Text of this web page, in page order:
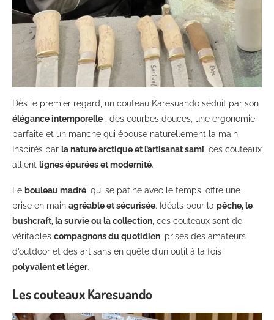
Dès le premier regard, un couteau Karesuando séduit par son
élégance intemporelle : des courbes douces, une ergonomie
parfaite et un manche qui épouse naturellement la main.
Inspirés par la nature arctique et l’artisanat sami , ces couteaux
allient lignes épurées et modernité.
Le bouleau madré , qui se patine avec le temps, offre une
prise en main agréable et sécurisée. Idéals pour la pêche, le
bushcraft, la survie ou la collection , ces couteaux sont de
véritables compagnons du quotidien , prisés des amateurs
d’outdoor et des artisans en quête d’un outil à la fois
polyvalent et léger.
Les couteaux Karesuando